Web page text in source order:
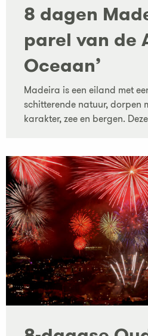
8 dagen
parel van de
Oceaan’
Madeira is een eiland met
schitterende natuur, dorpen
karakter, zee en bergen.